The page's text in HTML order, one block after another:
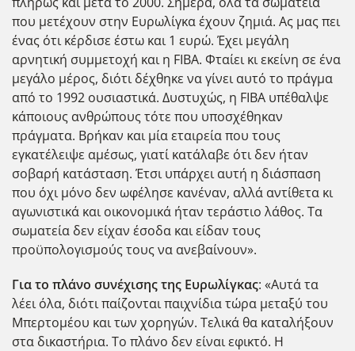
που μετέχουν στην Ευρωλίγκα έχουν ζημιά. Ας μας πει
ένας ότι κέρδισε έστω και 1 ευρώ. Έχει μεγάλη
αρνητική συμμετοχή και η FIBA. Φταίει κι εκείνη σε ένα
μεγάλο μέρος, διότι δέχθηκε να γίνει αυτό το πράγμα
από το 1992 ουσιαστικά. Δυστυχώς, η FIBA υπέθαλψε
κάποιους ανθρώπους τότε που υποσχέθηκαν
πράγματα. Βρήκαν και μία εταιρεία που τους
εγκατέλειψε αμέσως, γιατί κατάλαβε ότι δεν ήταν
σοβαρή κατάσταση. Έτσι υπάρχει αυτή η διάσπαση
που όχι μόνο δεν ωφέλησε κανέναν, αλλά αντίθετα κι
αγωνιστικά και οικονομικά ήταν τεράστιο λάθος. Τα
σωματεία δεν είχαν έσοδα και είδαν τους
προϋπολογισμούς τους να ανεβαίνουν».
Για το πλάνο συνέχισης της Ευρωλίγκας: «Αυτά τα
λέει όλα, διότι παίζονται παιχνίδια τώρα μεταξύ του
Μπερτομέου και των χορηγών. Τελικά θα καταλήξουν
στα δικαστήρια. Το πλάνο δεν είναι εφικτό. Η